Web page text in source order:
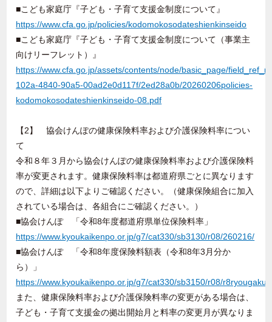
■こども家庭庁『子ども・子育て支援金制度について』
https://www.cfa.go.jp/policies/kodomokosodateshienkinseido
■こども家庭庁『子ども・子育て支援金制度について（事業主
向けリーフレット）』
https://www.cfa.go.jp/assets/contents/node/basic_page/
102a-4840-90a5-00ad2e0d117f/2ed28a0b/20260206policies-
kodomokosodateshienkinseido-08.pdf
【2】 協会けんぽの健康保険料率および介護保険料率につい
て
令和８年３月から協会けんぽの健康保険料率および介護保険料
率が変更されます。健康保険料率は都道府県ごとに異なります
ので、詳細は以下よりご確認ください。（健康保険組合に加入
されている場合は、各組合にご確認ください。）
■協会けんぽ 「令和8年度都道府県単位保険料率」
https://www.kyoukaikenpo.or.jp/g7/cat330/sb3130/r08/260216/
■協会けんぽ 「令和8年度保険料額表（令和8年3月分か
ら）」
https://www.kyoukaikenpo.or.jp/g7/cat330/sb3150/r08/
また、健康保険料率および介護保険料率の変更がある場合は、
子ども・子育て支援金の拠出開始月と料率の変更月が異なりま